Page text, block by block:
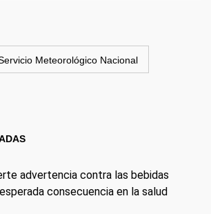
Meteorológico Nacional
advertencia contra las bebidas
consecuencia en la salud